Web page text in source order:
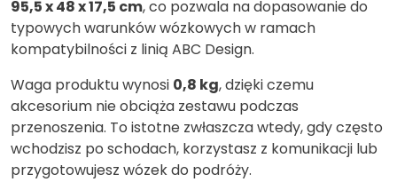
95,5 x 48 x 17,5 cm, co pozwala na dopasowanie do
typowych warunków wózkowych w ramach
kompatybilności z linią ABC Design.
Waga produktu wynosi 0,8 kg, dzięki czemu
akcesorium nie obciąża zestawu podczas
przenoszenia. To istotne zwłaszcza wtedy, gdy często
wchodzisz po schodach, korzystasz z komunikacji lub
przygotowujesz wózek do podróży.